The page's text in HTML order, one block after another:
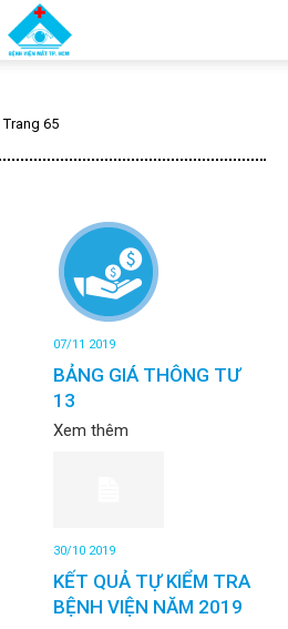
Trang 65
07/11 2019
BẢNG GIÁ THÔNG TƯ
13
Xem thêm
30/10 2019
KẾT QUẢ TỰ KIỂM TRA
BỆNH VIỆN NĂM 2019